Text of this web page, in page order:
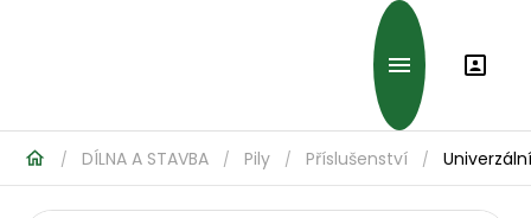
/ DÍLNA A STAVBA / Pily / Příslušenství /